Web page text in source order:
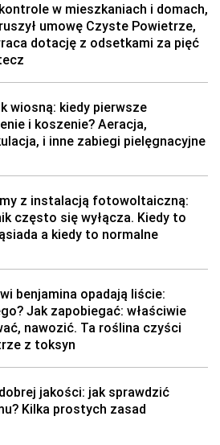
w mieszkaniach i domach,
umowę Czyste Powietrze,
dotację z odsetkami za pięć
wiosną: kiedy pierwsze
i koszenie? Aeracja,
i inne zabiegi pielęgnacyjne
z instalacją fotowoltaiczną:
często się wyłącza. Kiedy to
a kiedy to normalne
benjamina opadają liście:
Jak zapobiegać: właściwie
nawozić. Ta roślina czyści
z toksyn
jakości: jak sprawdzić
Kilka prostych zasad